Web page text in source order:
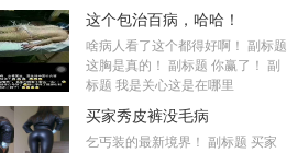
这个包治百病，哈哈！
啥病人看了这个都得好啊！ 副标题
这胸是真的！ 副标题 你赢了！ 副
标题 我是关心这是在哪里
买家秀皮裤没毛病
乞丐装的最新境界！ 副标题 买家